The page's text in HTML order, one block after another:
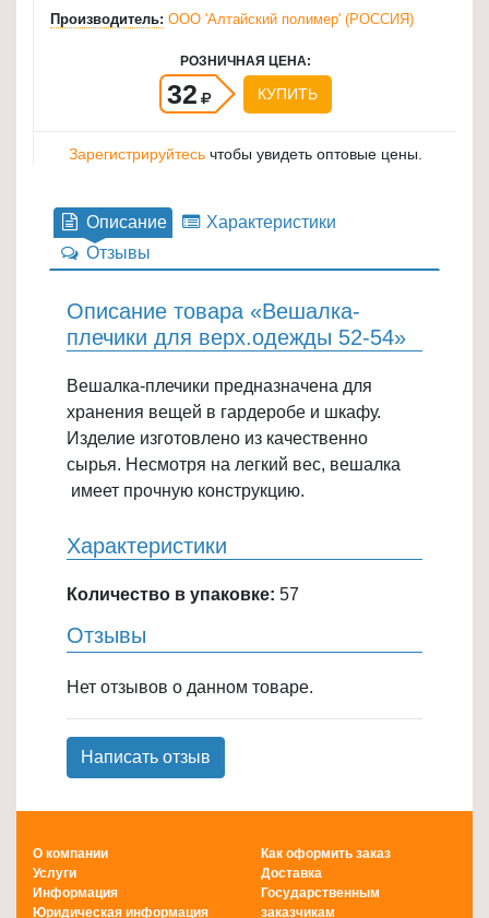
Производитель: ООО 'Алтайский полимер' (РОССИЯ)
РОЗНИЧНАЯ ЦЕНА:
32 КУПИТЬ
Зарегистрируйтесьчтобы увидеть оптовые цены.
Описание
Характеристики
Отзывы
Описание товара «Вешалка-
плечики для верх.одежды 52-54»
Вешалка-плечики предназначена для
хранения вещей в гардеробе и шкафу.
Изделие изготовлено из качественно
сырья. Несмотря на легкий вес, вешалка
имеет прочную конструкцию.
Характеристики
Количество в упаковке: 57
Отзывы
Нет отзывов о данном товаре.
Написать отзыв
О компании
Услуги
Информация
Юридическая информация
Как оформить заказ
Доставка
Государственным
заказчикам
≡
уборки
+
Товары
для
сада
туалета
Товары
детей
Товары
хранения
+